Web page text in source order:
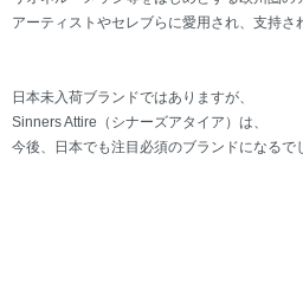
アーティストやセレブらに愛用され、支持さ
日本未入荷ブランドではありますが、
Sinners Attire（シナーズアタイア）は、
今後、日本でも注目必須のブランドになるで